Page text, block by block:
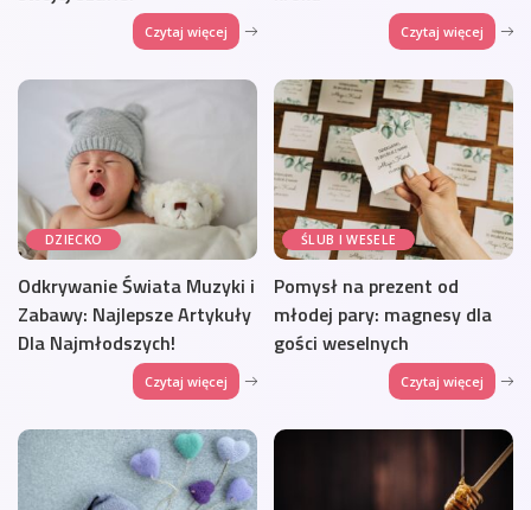
Czytaj więcej Czytaj więcej
DZIECKO
Odkrywanie Świata Muzyki i
Zabawy: Najlepsze Artykuły
Dla Najmłodszych!
Czytaj więcej
ŚLUB I WESELE
Pomysł na prezent od
młodej pary: magnesy dla
gości weselnych
Czytaj więcej